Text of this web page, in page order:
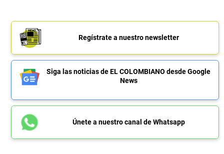
Regístrate a nuestro newsletter
Siga las noticias de EL COLOMBIANO desde Google
News
Únete a nuestro canal de Whatsapp